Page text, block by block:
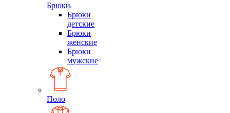
Брюки
Брюки
детские
Брюки
женские
Брюки
мужские
Поло